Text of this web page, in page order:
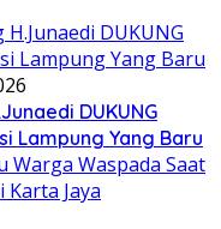
DUKUNG
Lampung Yang Baru